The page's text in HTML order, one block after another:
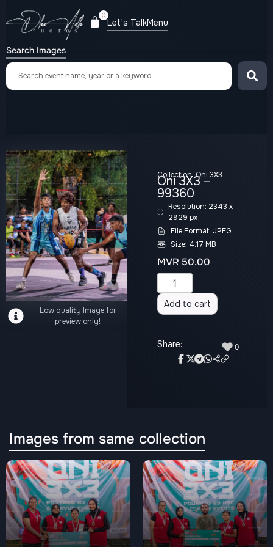
0
Let's TalkMenu
Search Images
Low quality Image for
preview only!
Collection:Oni 3X3
Oni 3X3 –
99360
Resolution: 2343 x
2929 px
File Format: JPEG
Size: 4.17 MB
MVR 50.00
Add to cart
Share: ♥ 0
Images from same collection